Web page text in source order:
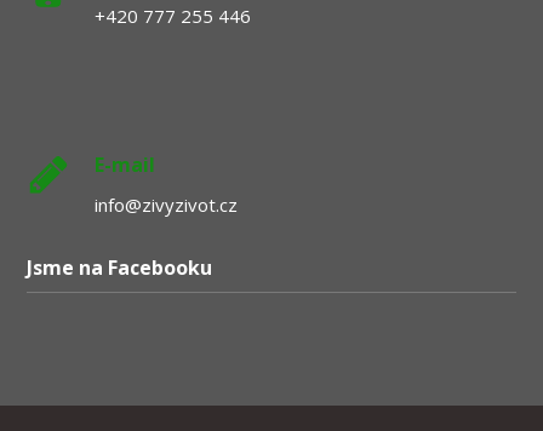
+420 777 255 446
E-mail
info@zivyzivot.cz
Jsme na Facebooku